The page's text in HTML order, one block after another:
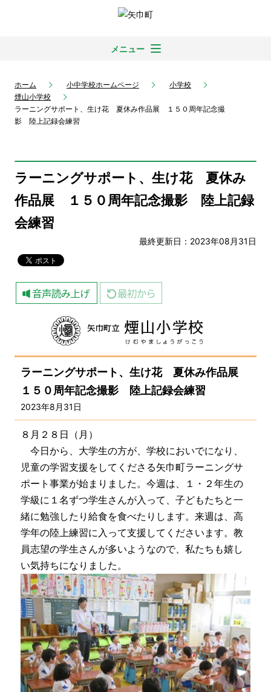
メニュー
ホーム 小中学校ホームページ
小学校
煙山小学校
ラーニングサポート、生け花 夏休み作品展 １５０周年記念撮
影 陸上記録会練習
ラーニングサポート、生け花 夏休み
作品展 １５０周年記念撮影 陸上記録
会練習
最終更新日：2023年08月31日
ラーニングサポート、生け花 夏休み作品展
１５０周年記念撮影 陸上記録会練習
2023年8月31日
８月２８日（月）
今日から、大学生の方が、学校においでになり、
児童の学習支援をしてくださる矢巾町ラーニングサ
ポート事業が始まりました。今週は、１・２年生の
学級に１名ずつ学生さんが入って、子どもたちと一
緒に勉強したり給食を食べたりします。 来週は、高
学年の陸上練習に入って支援してくださいます。教
員志望の学生さんが多いようなので、私たちも嬉し
い気持ちになりました。